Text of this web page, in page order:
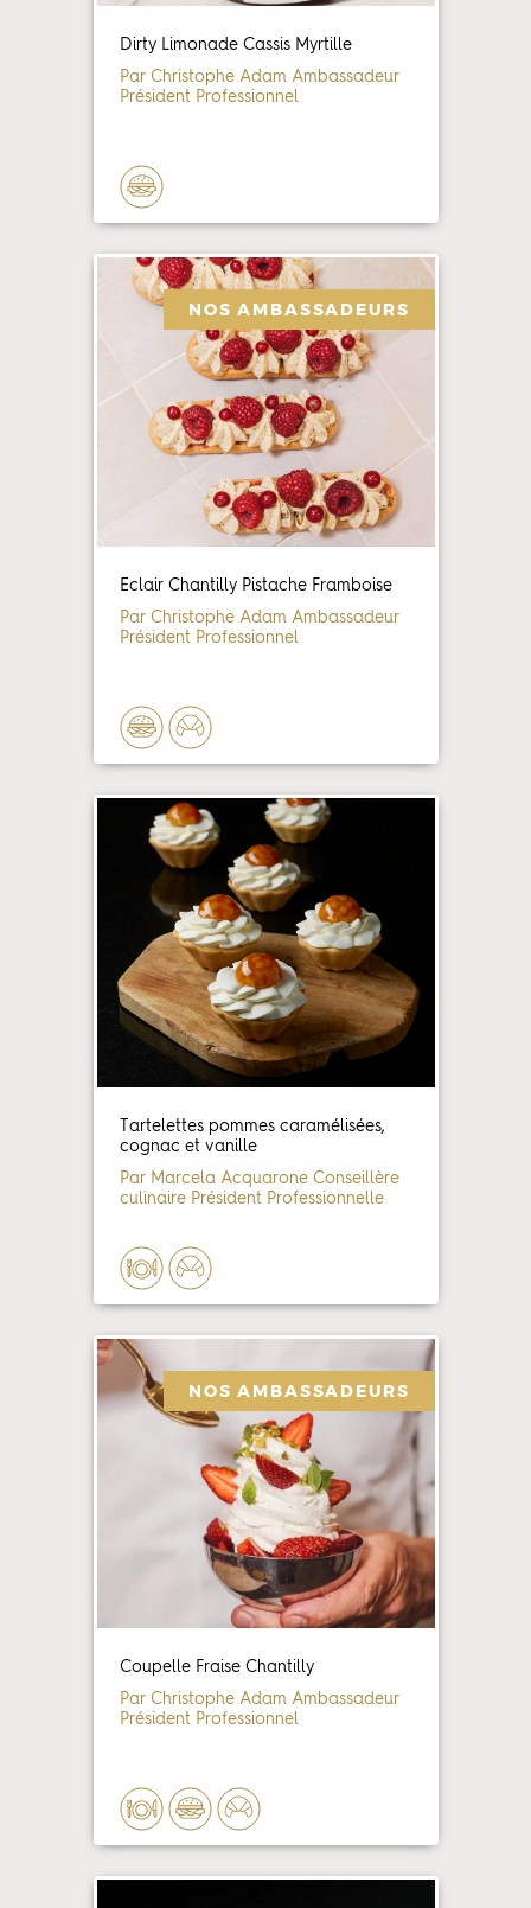
Dirty Limonade Cassis Myrtille
Par Christophe Adam Ambassadeur
Président Professionnel
NOS AMBASSADEURS
Éclair Chantilly Pistache Framboise
Par Christophe Adam Ambassadeur
Président Professionnel
Tartelettes pommes caramélisées,
cognac et vanille
Par Marcela Acquarone Conseillère
culinaire Président Professionnelle
NOS AMBASSADEURS
Coupelle Fraise Chantilly
Par Christophe Adam Ambassadeur
Président Professionnel